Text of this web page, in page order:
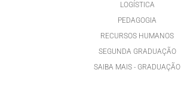
LOGÍSTICA
PEDAGOGIA
RECURSOS HUMANOS
SEGUNDA GRADUAÇÃO
SAIBA MAIS - GRADUAÇÃO